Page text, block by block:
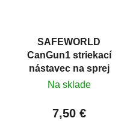
SAFEWORLD
CanGun1 striekací
nástavec na sprej
Na sklade
7,50 €